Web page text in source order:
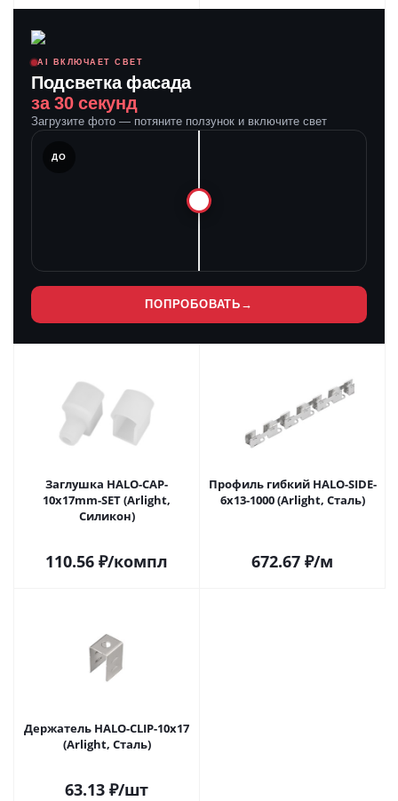
AI ВКЛЮЧАЕТ СВЕТ
Подсветка фасада
за 30 секунд
Загрузите фото — потяните ползунок и включите свет
ДО
ПОПРОБОВАТЬ →
Заглушка HALO-CAP-
10x17mm-SET (Arlight,
Силикон)
110.56 ₽/компл
Профиль гибкий HALO-SIDE-
6x13-1000 (Arlight, Сталь)
672.67 ₽/м
Держатель HALO-CLIP-10x17
(Arlight, Сталь)
63.13 ₽/шт